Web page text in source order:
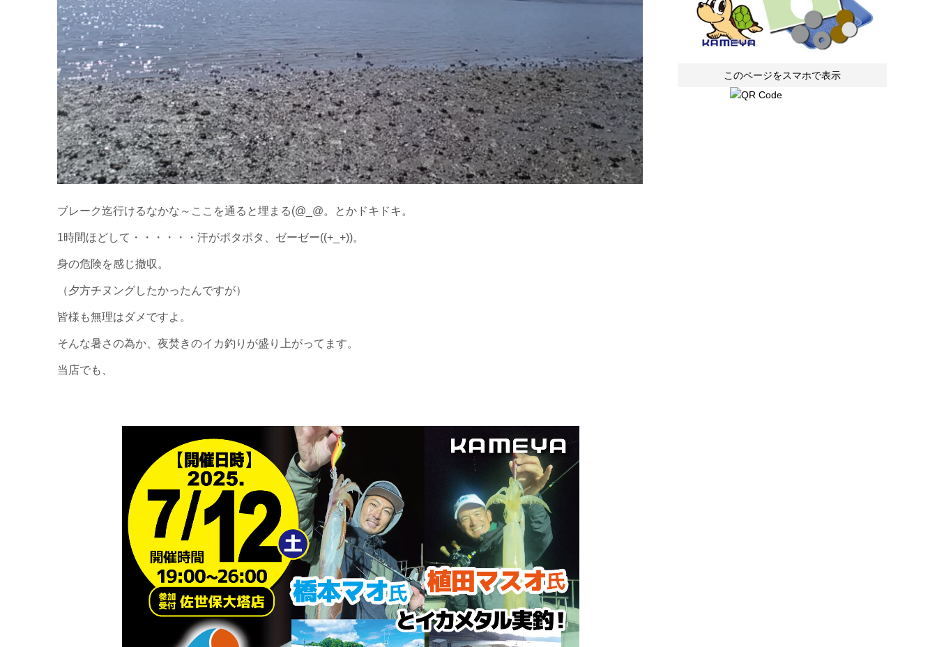
ブレーク迄行けるなかな～ここを通ると埋まる(@_@。とかドキドキ。
1時間ほどして・・・・・・汗がポタポタ、ゼーゼー((+_+))。
身の危険を感じ撤収。
（夕方チヌングしたかったんですが）
皆様も無理はダメですよ。
そんな暑さの為か、夜焚きのイカ釣りが盛り上がってます。
当店でも、
このページをスマホで表示